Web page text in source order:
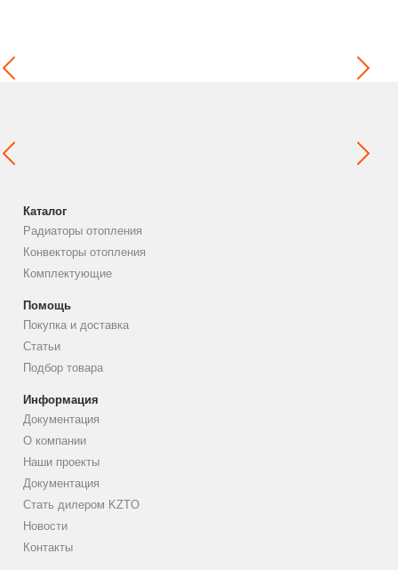
Каталог
Радиаторы отопления
Конвекторы отопления
Комплектующие
Помощь
Покупка и доставка
Статьи
Подбор товара
Информация
Документация
О компании
Наши проекты
Документация
Стать дилером KZTO
Новости
Контакты